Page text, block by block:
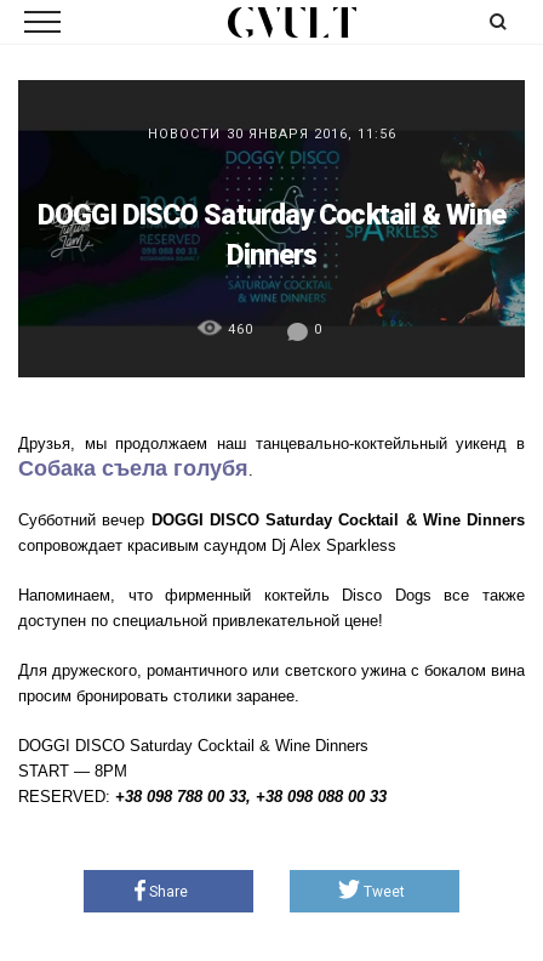
НОВОСТИ 30 ЯНВАРЯ 2016, 11:56
DOGGI DISCO Saturday Cocktail & Wine
Dinners
460 0
Друзья, мы продолжаем наш танцевально-коктейльный уикенд в
Собака съела голубя.
Субботний вечер DOGGI DISCO Saturday Cocktail & Wine Dinners
сопровождает красивым саундом Dj Alex Sparkless
Напоминаем, что фирменный коктейль Disco Dogs все также
доступен по специальной привлекательной цене!
Для дружеского, романтичного или светского ужина с бокалом вина
просим бронировать столики заранее.
DOGGI DISCO Saturday Cocktail & Wine Dinners
START — 8PM
RESERVED: +38 098 788 00 33, +38 098 088 00 33
Share Tweet